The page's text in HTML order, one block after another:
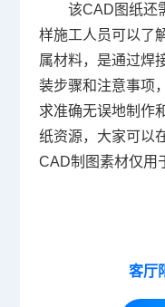
该CAD图纸还
样施工人员可以了
属材料，是通过焊
装步骤和注意事项
求准确无误地制作
纸资源，大家可以
CAD制图素材仅用
客厅